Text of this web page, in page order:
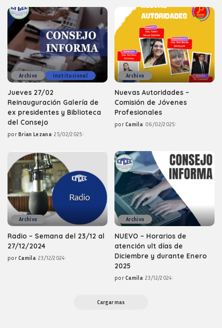
Archivo Institucional
Jueves 27/02
Reinauguración Galería de
ex presidentes y Biblioteca
del Consejo
Posted
por Brian Lezana 25/02/2025
Archivo
Nuevas Autoridades –
Comisión de Jóvenes
Profesionales
Posted
por Camila 06/02/2025
Archivo
Radio – Semana del 23/12 al
27/12/2024
Posted
por Camila 23/12/2024
Archivo
NUEVO – Horarios de
atención ult días de
Diciembre y durante Enero
2025
Posted
por Camila 23/12/2024
Cargar mas